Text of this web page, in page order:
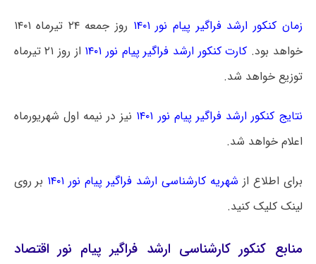
زمان کنکور ارشد فراگیر پیام نور ۱۴۰۱
روز جمعه ۲۴ تیرماه ۱۴۰۱
خواهد بود. کارت کنکور ارشد فراگیر پیام نور ۱۴۰۱
از روز ۲۱ تیرماه
توزیع خواهد شد.
نتایج کنکور ارشد فراگیر پیام نور ۱۴۰۱
نیز در نیمه اول شهریورماه
اعلام خواهد شد.
برای اطلاع از شهریه کارشناسی ارشد فراگیر پیام نور ۱۴۰۱
بر روی
لینک کلیک کنید.
منابع کنکور کارشناسی ارشد فراگیر پیام نور اقتصاد